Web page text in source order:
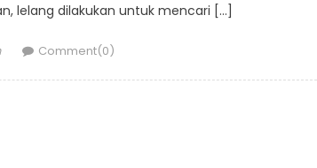
lelang dilakukan untuk mencari […]
Comment(0)